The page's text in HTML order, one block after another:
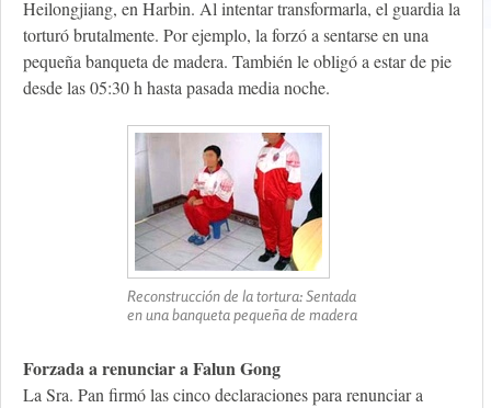
Heilongjiang, en Harbin. Al intentar transformarla, el guardia la
torturó brutalmente. Por ejemplo, la forzó a sentarse en una
pequeña banqueta de madera. También le obligó a estar de pie
desde las 05:30 h hasta pasada media noche.
Reconstrucción de la tortura: Sentada
en una banqueta pequeña de madera
Forzada a renunciar a Falun Gong
La Sra. Pan firmó las cinco declaraciones para renunciar a